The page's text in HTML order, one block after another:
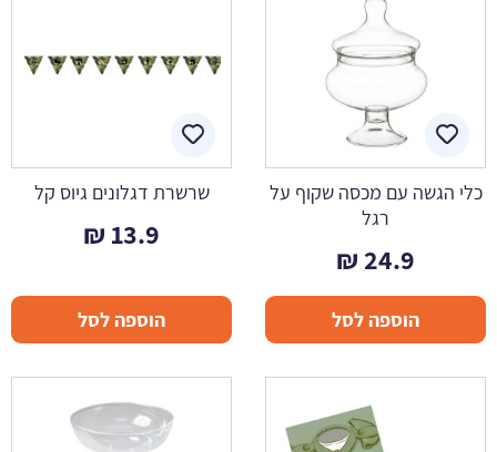
כלי הגשה עם מכסה שקוף על
רגל
24.9
₪
הוספה לסל
שרשרת דגלונים גיוס קל
13.9
₪
הוספה לסל